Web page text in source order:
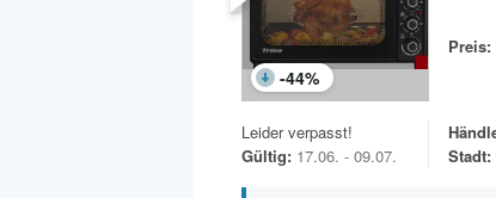
-44%
Preis:
Leider verpasst!
Gültig: 17.06. - 09.07.
Stadt: